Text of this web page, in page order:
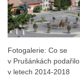
Fotogalerie: Co se
v Prušánkách podařilo
v letech 2014-2018